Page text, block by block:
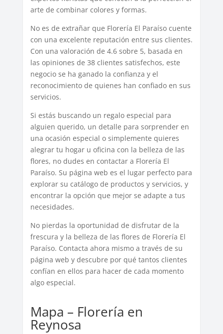
arte de combinar colores y formas.
No es de extrañar que Florería El Paraíso cuente
con una excelente reputación entre sus clientes.
Con una valoración de 4.6 sobre 5, basada en
las opiniones de 38 clientes satisfechos, este
negocio se ha ganado la confianza y el
reconocimiento de quienes han confiado en sus
servicios.
Si estás buscando un regalo especial para
alguien querido, un detalle para sorprender en
una ocasión especial o simplemente quieres
alegrar tu hogar u oficina con la belleza de las
flores, no dudes en contactar a Florería El
Paraíso. Su página web es el lugar perfecto para
explorar su catálogo de productos y servicios, y
encontrar la opción que mejor se adapte a tus
necesidades.
No pierdas la oportunidad de disfrutar de la
frescura y la belleza de las flores de Florería El
Paraíso. Contacta ahora mismo a través de su
página web y descubre por qué tantos clientes
confían en ellos para hacer de cada momento
algo especial.
Mapa – Florería en
Reynosa